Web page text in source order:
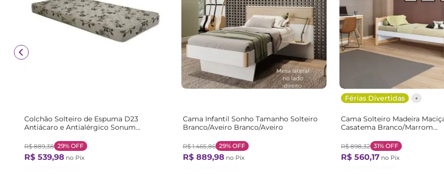
Colchão Solteiro de Espuma D23
Antiácaro e Antialérgico Sonum
R$ 889,38 29% OFF
R$ 539,98 no Pix
Cama Infantil Sonho Tamanho Solteiro
Branco/Aveiro Branco/Aveiro
R$ 1.465,86 29%OFF
R$ 889,98 no Pix
Férias Divertidas
Cama Solteiro Madeira
Casatema Branco/Marrom
R$ 898,32 31% OFF
R$ 560,17 no Pix